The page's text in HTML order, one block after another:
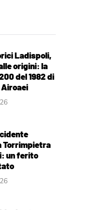
Ladispoli,
origini: la
del 1982 di
Torrimpietra
un ferito